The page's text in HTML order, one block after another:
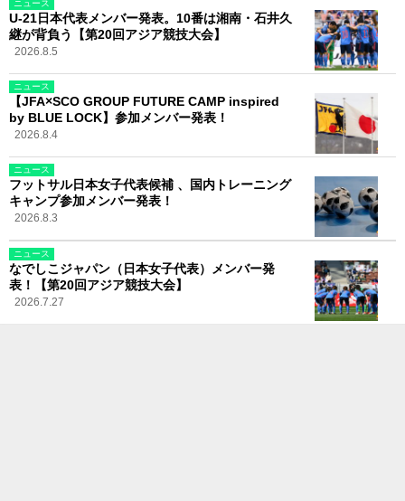
ニュース
U-21日本代表メンバー発表。10番は湘南・石井久
継が背負う【第20回アジア競技大会】
2026.8.5
ニュース
【JFA×SCO GROUP FUTURE CAMP inspired
by BLUE LOCK】参加メンバー発表！
2026.8.4
ニュース
フットサル日本女子代表候補 、国内トレーニング
キャンプ参加メンバー発表！
2026.8.3
ニュース
なでしこジャパン（日本女子代表）メンバー発
表！【第20回アジア競技大会】
2026.7.27